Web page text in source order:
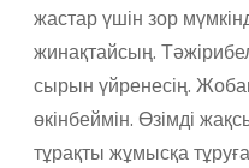
жастар үшін зор
жинақтайсың.
сырын үйренесің.
өкінбеймін. Өзімді
тұрақты жұмысқа